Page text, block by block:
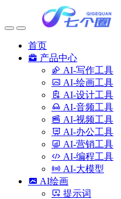
首页
产品中心
AI-写作工具
AI-绘画工具
AI-设计工具
AI-音频工具
AI-视频工具
AI-办公工具
AI-营销工具
AI-编程工具
AI-大模型
AI绘画
提示词